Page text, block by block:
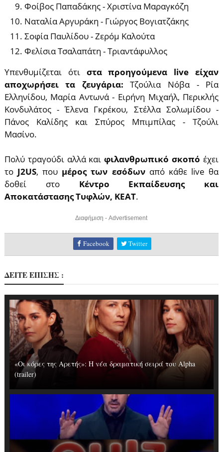
Φοίβος Παπαδάκης - Χριστίνα Μαραγκόζη
Ναταλία Αργυράκη - Γιώργος Βογιατζάκης
Σοφία Παυλίδου - Ζερόμ Καλούτα
Φελίσια Τσαλαπάτη - Τριαντάφυλλος
Υπενθυμίζεται ότι στα προηγούμενα live είχαν
αποχωρήσει τα ζευγάρια: Τζούλια Νόβα - Ρία
Ελληνίδου, Μαρία Αντωνά - Ειρήνη Μιχαήλ, Περικλής
Κονδυλάτος - Έλενα Γκρέκου, Στέλλα Σολωμίδου -
Πάνος Καλίδης και Σπύρος Μπιμπίλας - Τζούλι
Μασίνο.
Πολύ τραγούδι αλλά καιφιλανθρωπικό σκοπόέχει
το J2US, που μέρος των εσόδωναπό κάθε live θα
δοθεί στο Κέντρο Εκπαίδευσης και
Αποκατάστασης Τυφλών, ΚΕΑΤ.
Διαφήμιση - Advertisement
Facebook Twitter
ΔΕΙΤΕ ΕΠΙΣΗΣ :
«Οι κόρες της Αρετής»: Η νέα δραματική σειρά του Alpha
(trailer)